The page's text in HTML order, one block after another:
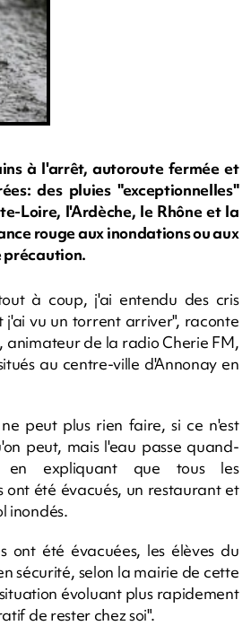
à l'arrêt, autoroute fermée et
des pluies "exceptionnelles"
Loire, l'Ardèche, le Rhône et la
rouge aux inondations ou aux
précaution.
à coup, j'ai entendu des cris
j'ai vu un torrent arriver", raconte
animateur de la radio Cherie FM,
au centre-ville d'Annonay en
peut plus rien faire, si ce n'est
peut, mais l'eau passe quand-
en expliquant que tous les
ont été évacués, un restaurant et
inondés.
ont été évacuées, les élèves du
sécurité, selon la mairie de cette
évoluant plus rapidement
de rester chez soi".